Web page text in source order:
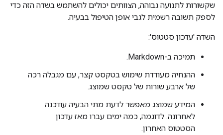
שקשורות לתנועה גבוהה, הצוותים יכולים להשתמש בשדה הזה כדי
לספק תשובה רשמית לגבי אופן הטיפול בבעיה.
השדה 'עדכון סטטוס':
תמיכה ב-Markdown.
ההנחיה מעודדת שימוש בטקסט קצר, עם מגבלה רכה
של ארבע שורות של טקסט שמוצג.
המידע שמוצג מאפשר לדעת מתי הבעיה עודכנה
לאחרונה. לדוגמה, כמה ימים עברו מאז עדכון
הסטטוס האחרון.